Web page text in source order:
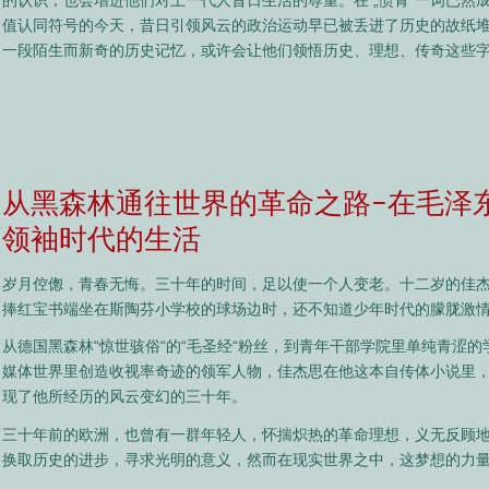
值认同符号的今天，昔日引领风云的政治运动早已被丢进了历史的故纸
一段陌生而新奇的历史记忆，或许会让他们领悟历史、理想、传奇这些
从黑森林通往世界的革命之路–在毛泽
领袖时代的生活
岁月倥偬，青春无悔。三十年的时间，足以使一个人变老。十二岁的佳
捧红宝书端坐在斯陶芬小学校的球场边时，还不知道少年时代的朦胧激
从德国黑森林“惊世骇俗“的“毛圣经“粉丝，到青年干部学院里单纯青涩
媒体世界里创造收视率奇迹的领军人物，佳杰思在他这本自传体小说里
现了他所经历的风云变幻的三十年。
三十年前的欧洲，也曾有一群年轻人，怀揣炽热的革命理想，义无反顾
换取历史的进步，寻求光明的意义，然而在现实世界之中，这梦想的力